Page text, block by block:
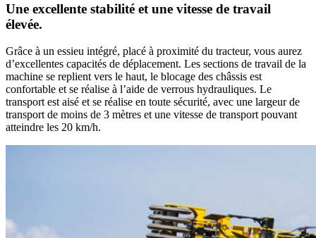
Une excellente stabilité et une vitesse de travail
élevée.
Grâce à un essieu intégré, placé à proximité du tracteur, vous aurez
d’excellentes capacités de déplacement. Les sections de travail de la
machine se replient vers le haut, le blocage des châssis est
confortable et se réalise à l’aide de verrous hydrauliques. Le
transport est aisé et se réalise en toute sécurité, avec une largeur de
transport de moins de 3 mètres et une vitesse de transport pouvant
atteindre les 20 km/h.